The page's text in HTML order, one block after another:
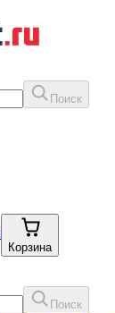
Поиск
Корзина
Поиск